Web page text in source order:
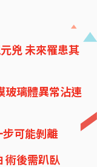
兇 未來罹患其
玻璃體異常沾連
可能剝離
術後需趴臥